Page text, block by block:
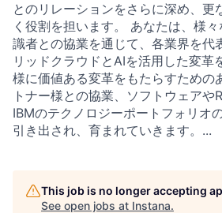
とのリレーションをさらに深め、更
く役割を担います。 あなたは、様
識者との協業を通じて、各業界を代
リッドクラウドとAIを活用した変革
様に価値ある変革をもたらすための
トナー様との協業、ソフトウェア
IBMのテクノロジーポートフォリオ
引き出され、育まれていきます。...
This job is no longer accepting
See open jobs at Instana.